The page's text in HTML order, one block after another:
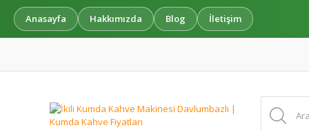
Anasayfa Hakkımızda Blog İletişim